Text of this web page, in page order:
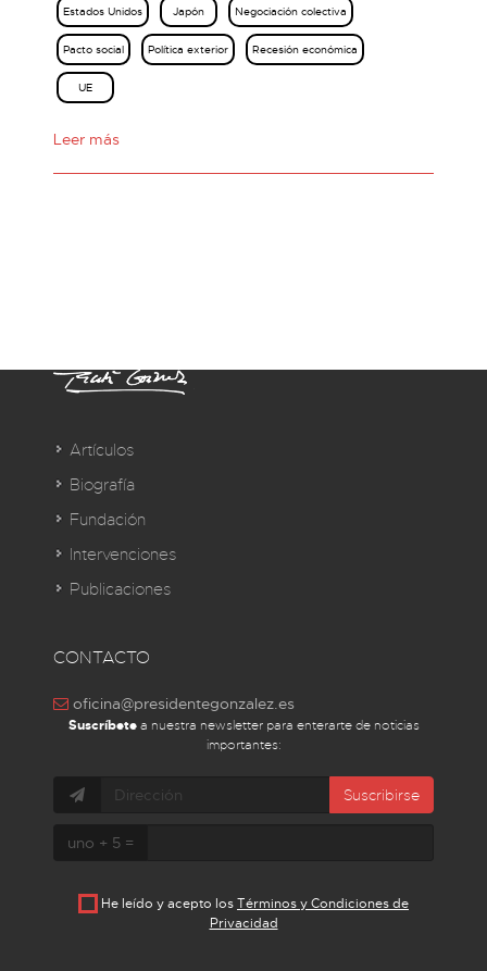
Estados Unidos Japón Negociación colectiva
Pacto social Política exterior Recesión económica
UE
Leer más
Artículos
Biografía
Fundación
Intervenciones
Publicaciones
CONTACTO
oficina@presidentegonzalez.es
Suscríbetea nuestra newsletter para enterarte de noticias
importantes:
Suscribirse
uno + 5 =
He leído y acepto losTérminos y Condiciones de
Privacidad